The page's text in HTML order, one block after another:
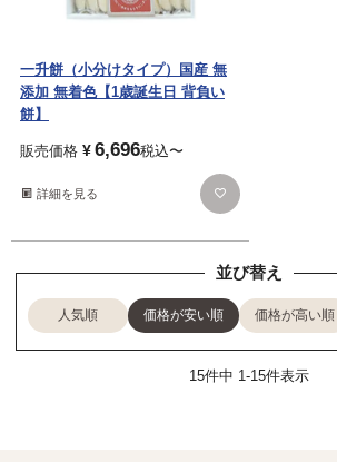
一升餅（小分けタイプ）国産 無
添加 無着色【1歳誕生日 背負い
餅】
販売価格 ¥6,696税込〜
詳細を見る
並び替え
人気順 価格が安い順 価格が高い順
15件中 1-15件表示